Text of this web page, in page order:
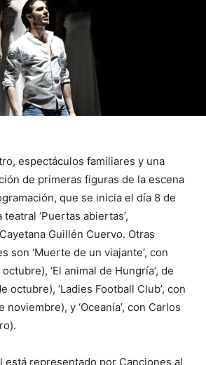
espectáculos familiares y una
de primeras figuras de la escena
que se inicia el día 8 de
‘Puertas abiertas’,
Guillén Cuervo. Otras
son ‘Muerte de un viajante’, con
‘El animal de Hungría’, de
octubre), ‘Ladies Football Club’, con
noviembre), y ‘Oceanía’, con Carlos
está representado por Canciones al